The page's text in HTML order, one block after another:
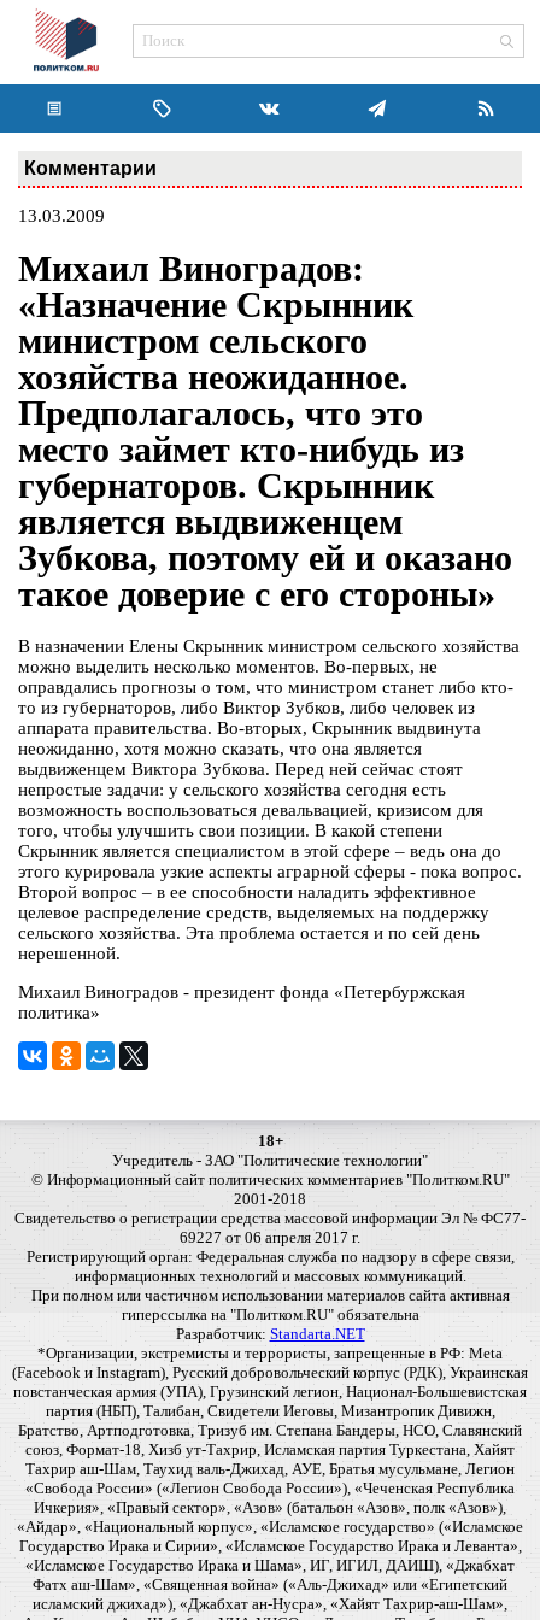
Комментарии
13.03.2009
Михаил Виноградов:
«Назначение Скрынник
министром сельского
хозяйства неожиданное.
Предполагалось, что это
место займет кто-нибудь из
губернаторов. Скрынник
является выдвиженцем
Зубкова, поэтому ей и оказано
такое доверие с его стороны»
В назначении Елены Скрынник министром сельского хозяйства
можно выделить несколько моментов. Во-первых, не
оправдались прогнозы о том, что министром станет либо кто-
то из губернаторов, либо Виктор Зубков, либо человек из
аппарата правительства. Во-вторых, Скрынник выдвинута
неожиданно, хотя можно сказать, что она является
выдвиженцем Виктора Зубкова. Перед ней сейчас стоят
непростые задачи: у сельского хозяйства сегодня есть
возможность воспользоваться девальвацией, кризисом для
того, чтобы улучшить свои позиции. В какой степени
Скрынник является специалистом в этой сфере – ведь она до
этого курировала узкие аспекты аграрной сферы - пока вопрос.
Второй вопрос – в ее способности наладить эффективное
целевое распределение средств, выделяемых на поддержку
сельского хозяйства. Эта проблема остается и по сей день
нерешенной.
Михаил Виноградов - президент фонда «Петербуржская
политика»
18+
Учредитель - ЗАО "Политические технологии"
© Информационный сайт политических комментариев "Политком.RU"
2001-2018
Свидетельство о регистрации средства массовой информации Эл № ФС77-
69227 от 06 апреля 2017 г.
Регистрирующий орган: Федеральная служба по надзору в сфере связи,
информационных технологий и массовых коммуникаций.
При полном или частичном использовании материалов сайта активная
гиперссылка на "Политком.RU" обязательна
Разработчик: Standarta.NET
*Организации, экстремисты и террористы, запрещенные в РФ: Meta
(Facebook и Instagram), Русский добровольческий корпус (РДК), Украинская
повстанческая армия (УПА), Грузинский легион, Национал-Большевистская
партия (НБП), Талибан, Свидетели Иеговы, Мизантропик Дивижн,
Братство, Артподготовка, Тризуб им. Степана Бандеры, НСО, Славянский
союз, Формат-18, Хизб ут-Тахрир, Исламская партия Туркестана, Хайят
Тахрир аш-Шам, Таухид валь-Джихад, АУЕ, Братья мусульмане, Легион
«Свобода России» («Легион Свобода России»), «Чеченская Республика
Ичкерия», «Правый сектор», «Азов» (батальон «Азов», полк «Азов»),
«Айдар», «Национальный корпус», «Исламское государство» («Исламское
Государство Ирака и Сирии», «Исламское Государство Ирака и Леванта»,
«Исламское Государство Ирака и Шама», ИГ, ИГИЛ, ДАИШ), «Джабхат
Фатх аш-Шам», «Священная война» («Аль-Джихад» или «Египетский
исламский джихад»), «Джабхат ан-Нусра», «Хайят Тахрир-аш-Шам»,